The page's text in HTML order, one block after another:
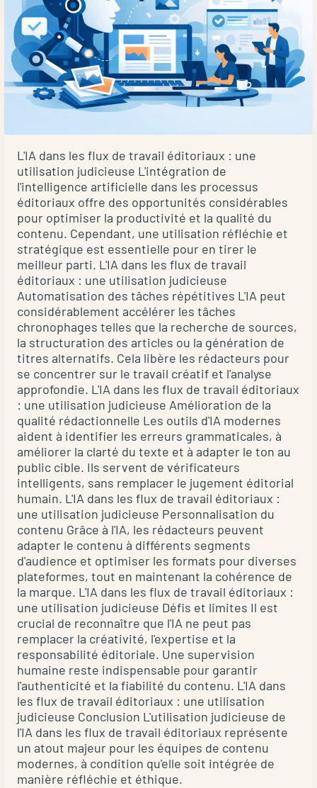
prévoir
pour
ce
service
?
Combien
une
correction
éditoriale
?
Bien
planifier
les
tarifs
Les
facteurs
qui
influencent
le
prix
coût
d'une
correction
éditoriale
dépend
de
plusieurs
éléments.
D'abord,
l'étendue
du
travail
:
une
simple
relecture
coûte
moins
cher
qu'une
correction
book
L'IA dans les flux de travail éditoriaux : une
utilisation judicieuse L'intégration de
l'intelligence artificielle dans les processus
éditoriaux offre des opportunités considérables
pour optimiser la productivité et la qualité du
contenu. Cependant, une utilisation réfléchie et
stratégique est essentielle pour en tirer le
meilleur parti. L'IA dans les flux de travail
éditoriaux : une utilisation judicieuse
Automatisation des tâches répétitives L'IA peut
considérablement accélérer les tâches
chronophages telles que la recherche de sources,
la structuration des articles ou la génération de
titres alternatifs. Cela libère les rédacteurs pour
se concentrer sur le travail créatif et l'analyse
approfondie. L'IA dans les flux de travail éditoriaux
: une utilisation judicieuse Amélioration de la
qualité rédactionnelle Les outils d'IA modernes
aident à identifier les erreurs grammaticales, à
améliorer la clarté du texte et à adapter le ton au
public cible. Ils servent de vérificateurs
intelligents, sans remplacer le jugement éditorial
humain. L'IA dans les flux de travail éditoriaux :
une utilisation judicieuse Personnalisation du
contenu Grâce à l'IA, les rédacteurs peuvent
adapter le contenu à différents segments
d'audience et optimiser les formats pour diverses
plateformes, tout en maintenant la cohérence de
la marque. L'IA dans les flux de travail éditoriaux :
une utilisation judicieuse Défis et limites Il est
crucial de reconnaître que l'IA ne peut pas
remplacer la créativité, l'expertise et la
responsabilité éditoriale. Une supervision
humaine reste indispensable pour garantir
l'authenticité et la fiabilité du contenu. L'IA dans
les flux de travail éditoriaux : une utilisation
judicieuse Conclusion L'utilisation judicieuse de
l'IA dans les flux de travail éditoriaux représente
un atout majeur pour les équipes de contenu
modernes, à condition qu'elle soit intégrée de
manière réfléchie et éthique.